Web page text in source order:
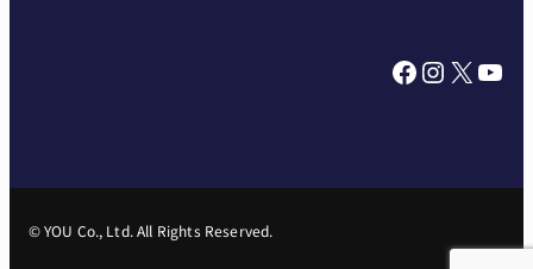
Facebook InstagramX YouTube
© YOU Co., Ltd. All Rights Reserved.